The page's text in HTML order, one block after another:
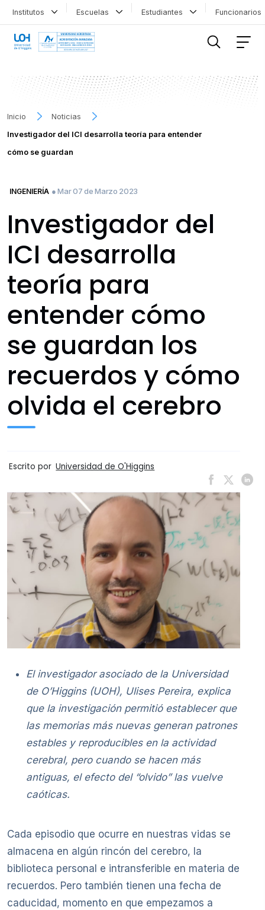
Institutos Escuelas Estudiantes
Inicio
Noticias
Investigador del ICI desarrolla teoría para entender
cómo se guardan
INGENIERÍA ● Mar 07 de Marzo 2023
Investigador del
ICI desarrolla
teoría para
entender cómo
se guardan los
recuerdos y cómo
olvida el cerebro
Escrito por Universidad de O'Higgins
El investigador asociado de la Universidad
de O’Higgins (UOH), Ulises Pereira, explica
que la investigación permitió establecer que
las memorias más nuevas generan patrones
estables y reproducibles en la actividad
cerebral, pero cuando se hacen más
antiguas, el efecto del “olvido” las vuelve
caóticas.
Cada episodio que ocurre en nuestras vidas se
almacena en algún rincón del cerebro, la
biblioteca personal e intransferible en materia de
recuerdos. Pero también tienen una fecha de
caducidad, momento en que empezamos a